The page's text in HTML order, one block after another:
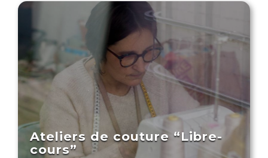
Ateliers de couture “Libre-
cours”